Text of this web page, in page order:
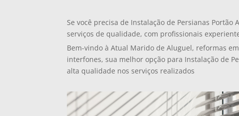
Se você precisa de Instalação de Persianas
serviços de qualidade, com profissionais
Bem-vindo à Atual Marido de Aluguel, reformas
interfones, sua melhor opção para Instalação de
alta qualidade nos serviços realizados